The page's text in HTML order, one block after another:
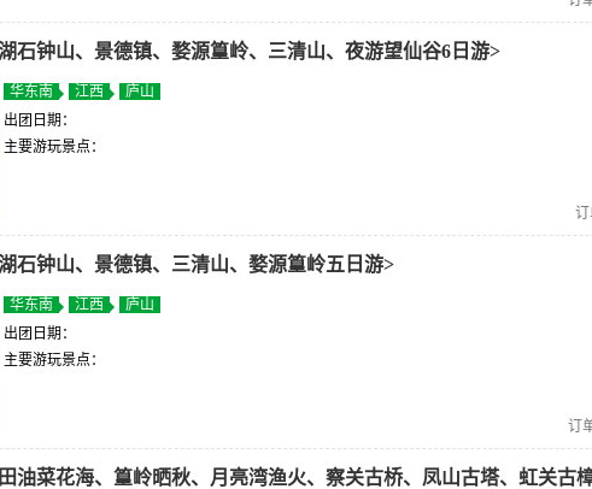
石钟山、景德镇、婺源篁岭、三清山、夜游望仙谷6日游>
华东南 江西
庐山
出团日期：
主要游玩景点：
订
石钟山、景德镇、三清山、婺源篁岭五日游>
华东南 江西
庐山
出团日期：
主要游玩景点：
订
油菜花海、篁岭晒秋、月亮湾渔火、察关古桥、凤山古塔、虹关古